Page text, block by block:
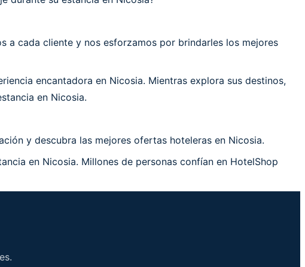
a cada cliente y nos esforzamos por brindarles los mejores
encantadora en Nicosia. Mientras explora sus destinos,
en Nicosia.
y descubra las mejores ofertas hoteleras en Nicosia.
en Nicosia. Millones de personas confían en HotelShop